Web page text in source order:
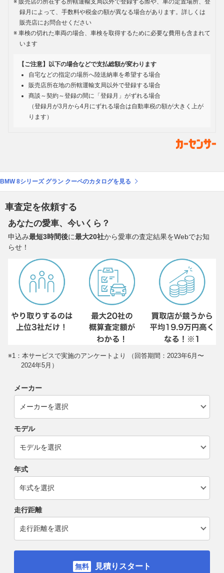
販売店の所在する所轄運輸支局以外で登録する際や、車の定置場所、登
録月によって、手数料や税金の額が異なる場合があります。詳しくは
販売店にお問合せください
車検の切れた車両の場合、車検を取得するために必要な費用も含まれて
います
【ご注意】以下の場合などで支払総額が変わります
自宅などの指定の場所へ陸送納車を希望する場合
販売店所在地の所轄運輸支局以外で登録する場合
商談～契約～登録の間に「登録月」がずれる場合
（登録月が3月から4月にずれる場合は自動車税の額が大きく上が
ります）
BMW 8シリーズ グラン クーペのカタログを見る
車査定を依頼する
あなたの愛車、今いくら？
申込み最短3時間後に最大20社から愛車の査定結果をWebでお知
らせ！
※1：本サービスで実施のアンケートより （回答期間：2023年6月〜
2024年5月）
メーカー
モデル
年式
走行距離
見積りスタート